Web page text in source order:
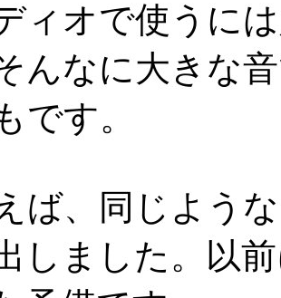
ィオで使うに
んなに大きな
です。
ば、同じよう
しました。以